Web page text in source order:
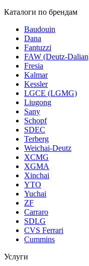
Каталоги по брендам
Baudouin
Dana
Fantuzzi
FAW (Deutz-
Fresia
Kalmar
Kessler
LGCE (LGMG)
Liugong
Sany
Schopf
SDEC
Terberg
Weichai-Deutz
XCMG
XGMA
Xinchai
YTO
Yuchai
ZF
Carraro
SDLG
CVS Ferrari
Cummins
Услуги